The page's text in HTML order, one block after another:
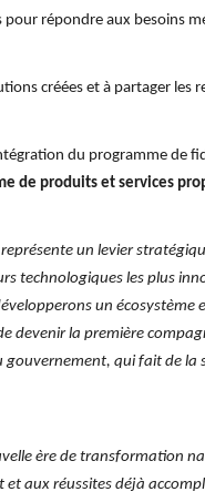
répondre aux besoins
créées et à partager les
du programme de
de produits et services
un levier
technologiques les plus
un écosystème
devenir la première
gouvernement, qui fait de la
ère de transformation
et aux réussites déjà